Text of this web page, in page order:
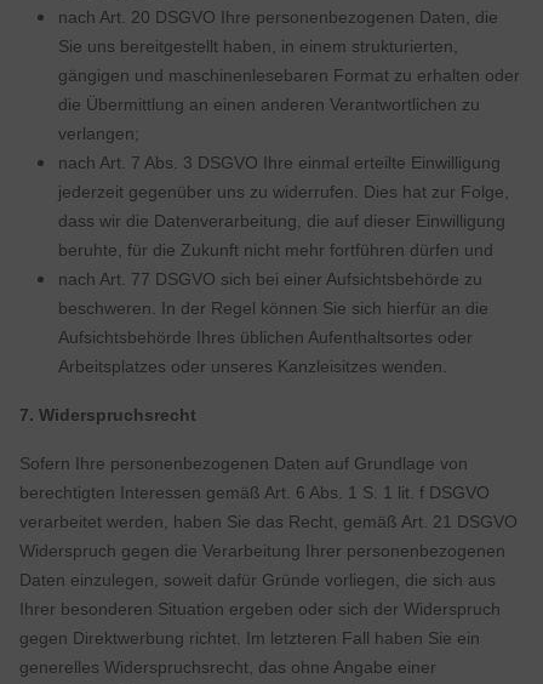
nach Art. 20 DSGVO Ihre personenbezogenen Daten, die
Sie uns bereitgestellt haben, in einem strukturierten,
gängigen und maschinenlesebaren Format zu erhalten oder
die Übermittlung an einen anderen Verantwortlichen zu
verlangen;
nach Art. 7 Abs. 3 DSGVO Ihre einmal erteilte Einwilligung
jederzeit gegenüber uns zu widerrufen. Dies hat zur Folge,
dass wir die Datenverarbeitung, die auf dieser Einwilligung
beruhte, für die Zukunft nicht mehr fortführen dürfen und
nach Art. 77 DSGVO sich bei einer Aufsichtsbehörde zu
beschweren. In der Regel können Sie sich hierfür an die
Aufsichtsbehörde Ihres üblichen Aufenthaltsortes oder
Arbeitsplatzes oder unseres Kanzleisitzes wenden.
7. Widerspruchsrecht
Sofern Ihre personenbezogenen Daten auf Grundlage von
berechtigten Interessen gemäß Art. 6 Abs. 1 S. 1 lit. f DSGVO
verarbeitet werden, haben Sie das Recht, gemäß Art. 21 DSGVO
Widerspruch gegen die Verarbeitung Ihrer personenbezogenen
Daten einzulegen, soweit dafür Gründe vorliegen, die sich aus
Ihrer besonderen Situation ergeben oder sich der Widerspruch
gegen Direktwerbung richtet. Im letzteren Fall haben Sie ein
generelles Widerspruchsrecht, das ohne Angabe einer